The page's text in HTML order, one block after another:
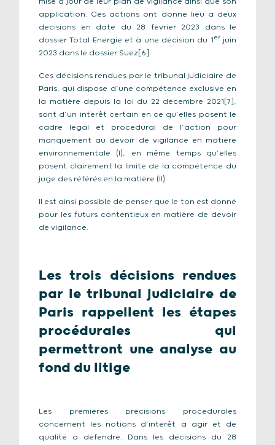
application. Ces actions ont donné lieu à deux
décisions en date du 28 février 2023 dans le
dossier Total Energie et à une décision du 1er juin
2023 dans le dossier Suez[6].
Ces décisions rendues par le tribunal judiciaire de
Paris, qui dispose d’une compétence exclusive en
la matière depuis la loi du 22 décembre 2021[7],
sont d’un intérêt certain en ce qu’elles posent le
cadre légal et procédural de l’action pour
manquement au devoir de vigilance en matière
environnementale (I), en même temps qu’elles
posent clairement la limite de la compétence du
juge des référés en la matière (II).
Il est ainsi possible de penser que le ton est donné
pour les futurs contentieux en matière de devoir
de vigilance.
Les trois décisions rendues
par le tribunal judiciaire de
Paris rappellent les étapes
procédurales qui
permettront une analyse au
fond du litige
Les premières précisions procédurales
concernent les notions d’intérêt à agir et de
qualité à défendre. Dans les décisions du 28